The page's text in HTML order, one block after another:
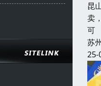
昆
卖
可
苏
25-